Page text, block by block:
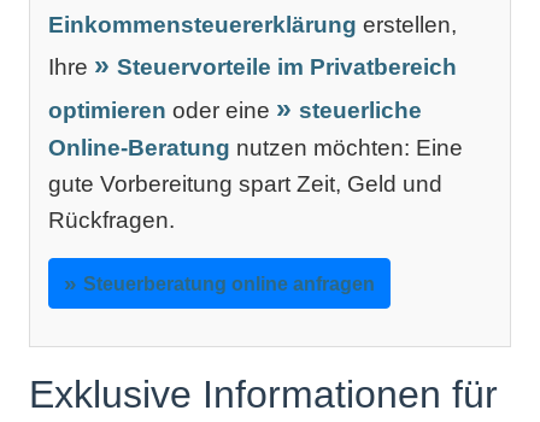
Einkommensteuererklärung erstellen,
Ihre
Steuervorteile im Privatbereich
optimieren oder eine
steuerliche
Online-Beratung nutzen möchten: Eine
gute Vorbereitung spart Zeit, Geld und
Rückfragen.
Steuerberatung online anfragen
Exklusive Informationen für